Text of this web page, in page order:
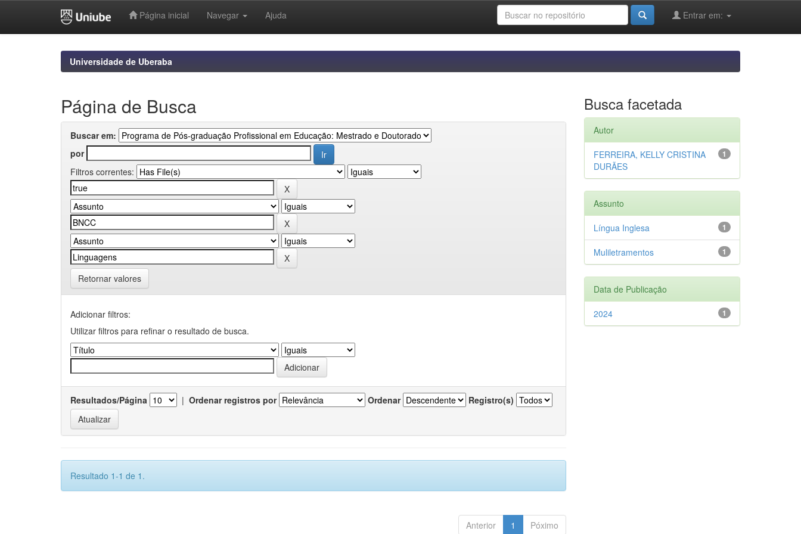
Página inicial Navegar Ajuda Entrar em:
Universidade de Uberaba
Página de Busca
Buscar em:
por
Filtros correntes:
Retornar valores
Adicionar filtros:
Utilizar filtros para refinar o resultado de busca.
Resultados/Página | Ordenar registros por Ordenar Registro(s)
Resultado 1-1 de 1.
Anterior 1 Póximo
Busca facetada
Autor
1
FERREIRA, KELLY CRISTINA
DURÃES
Assunto
1
Língua Inglesa
1
Muliletramentos
Data de Publicação
1
2024